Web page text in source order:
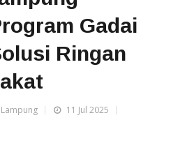
Gadai
Ringan
11 Jul 2025